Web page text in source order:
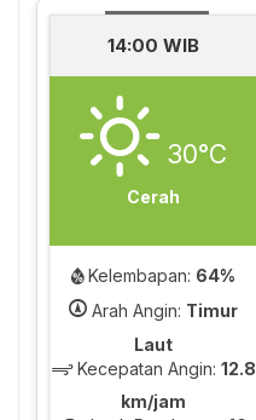
14:00 WIB
30°C
Cerah
Kelembapan: 64%
Arah Angin: Timur
Laut
Kecepatan Angin: 12.8
km/jam